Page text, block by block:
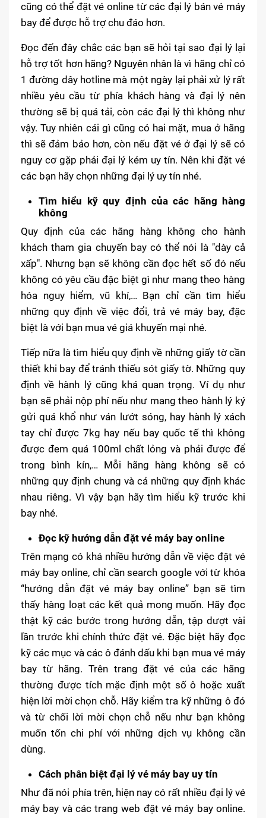
cũng có thể đặt vé online từ các đại lý bán vé máy
bay để được hỗ trợ chu đáo hơn.
Đọc đến đây chắc các bạn sẽ hỏi tại sao đại lý lại
hỗ trợ tốt hơn hãng? Nguyên nhân là vì hãng chỉ có
1 đường dây hotline mà một ngày lại phải xử lý rất
nhiều yêu cầu từ phía khách hàng và đại lý nên
thường sẽ bị quá tải, còn các đại lý thì không như
vậy. Tuy nhiên cái gì cũng có hai mặt, mua ở hãng
thì sẽ đảm bảo hơn, còn nếu đặt vé ở đại lý sẽ có
nguy cơ gặp phải đại lý kém uy tín. Nên khi đặt vé
các bạn hãy chọn những đại lý uy tín nhé.
Tìm hiểu kỹ quy định của các hãng hàng
không
Quy định của các hãng hàng không cho hành
khách tham gia chuyến bay có thể nói là "dày cả
xấp". Nhưng bạn sẽ không cần đọc hết số đó nếu
không có yêu cầu đặc biệt gì như mang theo hàng
hóa nguy hiểm, vũ khí,… Bạn chỉ cần tìm hiểu
những quy định về việc đổi, trả vé máy bay, đặc
biệt là với bạn mua vé giá khuyến mại nhé.
Tiếp nữa là tìm hiểu quy định về những giấy tờ cần
thiết khi bay để tránh thiếu sót giấy tờ. Những quy
định về hành lý cũng khá quan trọng. Ví dụ như
bạn sẽ phải nộp phí nếu như mang theo hành lý ký
gửi quá khổ như ván lướt sóng, hay hành lý xách
tay chỉ được 7kg hay nếu bay quốc tế thì không
được đem quá 100ml chất lỏng và phải được để
trong bình kín,… Mỗi hãng hàng không sẽ có
những quy định chung và cả những quy định khác
nhau riêng. Vì vậy bạn hãy tìm hiểu kỹ trước khi
bay nhé.
Đọc kỹ hướng dẫn đặt vé máy bay online
Trên mạng có khá nhiều hướng dẫn về việc đặt vé
máy bay online, chỉ cần search google với từ khóa
“hướng dẫn đặt vé máy bay online” bạn sẽ tìm
thấy hàng loạt các kết quả mong muốn. Hãy đọc
thật kỹ các bước trong hướng dẫn, tập dượt vài
lần trước khi chính thức đặt vé. Đặc biệt hãy đọc
kỹ các mục và các ô đánh dấu khi bạn mua vé máy
bay từ hãng. Trên trang đặt vé của các hãng
thường được tích mặc định một số ô hoặc xuất
hiện lời mời chọn chỗ. Hãy kiểm tra kỹ những ô đó
và từ chối lời mời chọn chỗ nếu như bạn không
muốn tốn chi phí với những dịch vụ không cần
dùng.
Cách phân biệt đại lý vé máy bay uy tín
Như đã nói phía trên, hiện nay có rất nhiều đại lý vé
máy bay và các trang web đặt vé máy bay online.